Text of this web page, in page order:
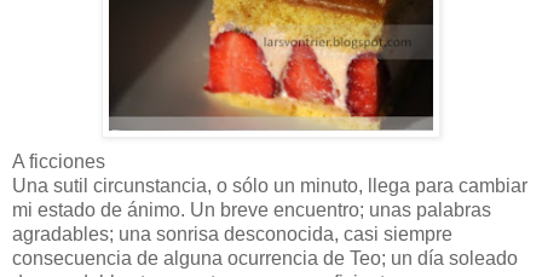
A ficciones
Una sutil circunstancia, o sólo un minuto, llega para cambiar
mi estado de ánimo. Un breve encuentro; unas palabras
agradables; una sonrisa desconocida, casi siempre
consecuencia de alguna ocurrencia de Teo; un día soleado